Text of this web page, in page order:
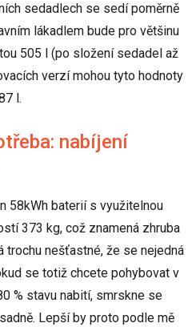
sedadlech se sedí poměrně
lákadlem bude pro většinu
505 l (po složení sedadel až
verzí mohou tyto hodnoty
l.
nabíjení
58kWh baterií s využitelnou
373 kg, což znamená zhruba
trochu nešťastné, že se nejedná
se totiž chcete pohybovat v
% stavu nabití, smrskne se
Lepší by proto podle mě